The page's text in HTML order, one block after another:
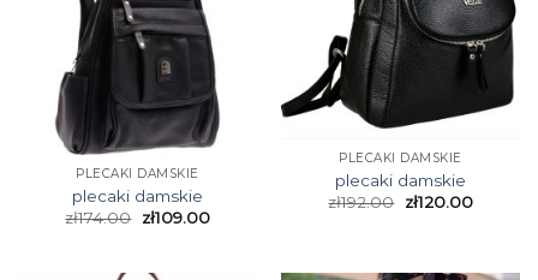
PLECAKI DAMSKIE
plecaki damskie
zł174.00 zł109.00
PLECAKI DAMSKIE
plecaki damskie
zł192.00 zł120.00